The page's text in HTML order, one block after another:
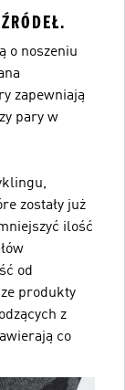
o noszeniu
zapewniają
pary w
zostały już
ilość
od
produkty
z
co